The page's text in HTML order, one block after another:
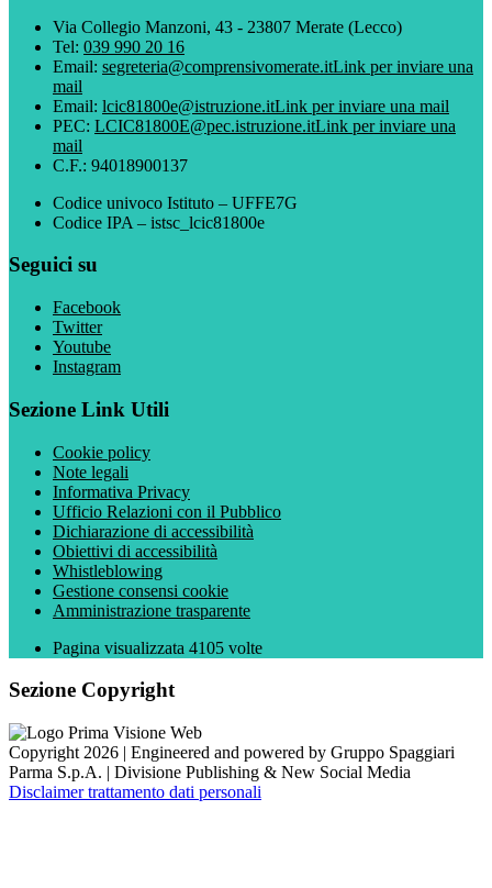
Via Collegio Manzoni, 43 - 23807 Merate (Lecco)
Tel: 039 990 20 16
Email: segreteria@comprensivomerate.itLink per inviare una
mail
Email: lcic81800e@istruzione.itLink per inviare una mail
PEC: LCIC81800E@pec.istruzione.itLink per inviare una
mail
C.F.: 94018900137
Codice univoco Istituto – UFFE7G
Codice IPA – istsc_lcic81800e
Seguici su
Facebook
Twitter
Youtube
Instagram
Sezione Link Utili
Cookie policy
Note legali
Informativa Privacy
Ufficio Relazioni con il Pubblico
Dichiarazione di accessibilità
Obiettivi di accessibilità
Whistleblowing
Gestione consensi cookie
Amministrazione trasparente
Pagina visualizzata 4105 volte
Sezione Copyright
Copyright 2026 | Engineered and powered by Gruppo Spaggiari
Parma S.p.A. | Divisione Publishing & New Social Media
Disclaimer trattamento dati personali